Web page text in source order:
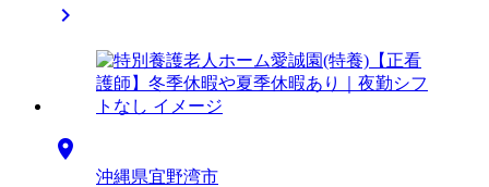


沖縄県宜野湾市